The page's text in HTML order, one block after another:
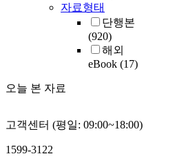
자료형태
단행본
(920)
해외
eBook (17)
오늘 본 자료
고객센터 (평일: 09:00~18:00)
1599-3122